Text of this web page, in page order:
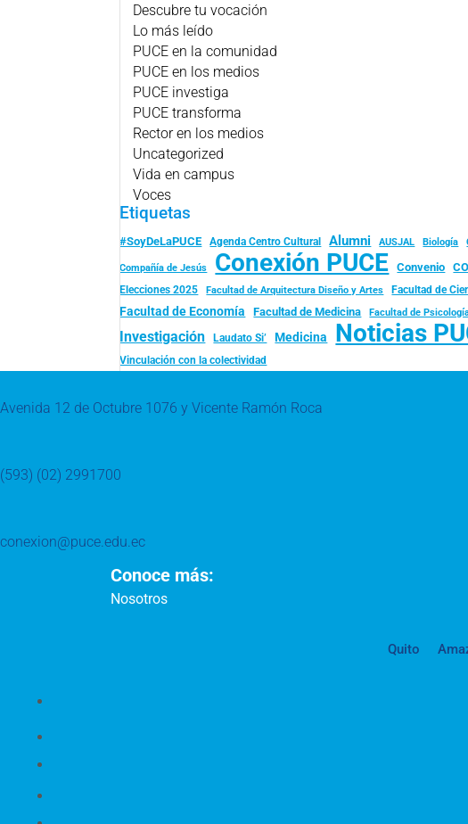
Descubre tu vocación
Lo más leído
PUCE en la comunidad
PUCE en los medios
PUCE investiga
PUCE transforma
Rector en los medios
Uncategorized
Vida en campus
Voces
Etiquetas
#SoyDeLaPUCE Agenda Centro Cultural Alumni AUSJAL Biología
Compañía de Jesús Conexión PUCE Convenio
Elecciones 2025
Facultad de Arquitectura Diseño y Artes Facultad de
Facultad de Economía Facultad de Medicina Facultad de
Investigación Laudato Si’ Medicina Noticias
Vinculación con la colectividad
Avenida 12 de Octubre 1076 y Vicente Ramón Roca
(593) (02) 2991700
conexion@puce.edu.ec
Conoce más:
Nosotros
Quito